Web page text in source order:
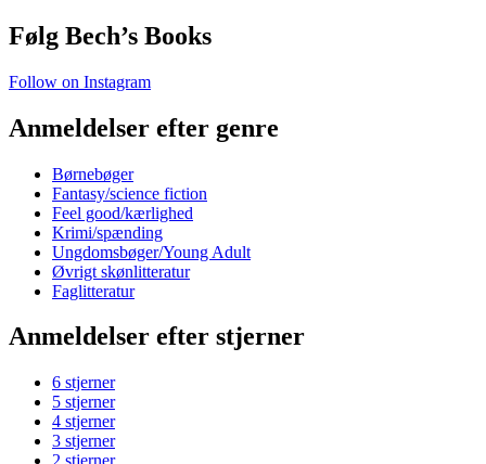
Følg Bech’s Books
Follow on Instagram
Anmeldelser efter genre
Børnebøger
Fantasy/science fiction
Feel good/kærlighed
Krimi/spænding
Ungdomsbøger/Young Adult
Øvrigt skønlitteratur
Faglitteratur
Anmeldelser efter stjerner
6 stjerner
5 stjerner
4 stjerner
3 stjerner